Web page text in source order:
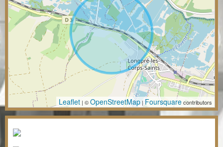
Leaflet | ©OpenStreetMap |Foursquarecontributors